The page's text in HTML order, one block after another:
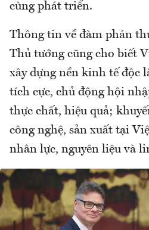
cùng phát triển.
Thông tin về đàm phán
Thủ tướng cũng cho biết
xây dựng nền kinh tế độc
tích cực, chủ động hội
thực chất, hiệu quả;
công nghệ, sản xuất tại
nhân lực, nguyên liệu và